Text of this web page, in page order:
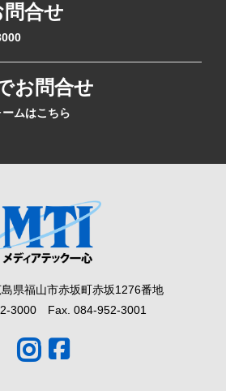
合せ
お問合せ
ムはこちら
県福山市赤坂町赤坂1276番地
3000 Fax. 084-952-3001